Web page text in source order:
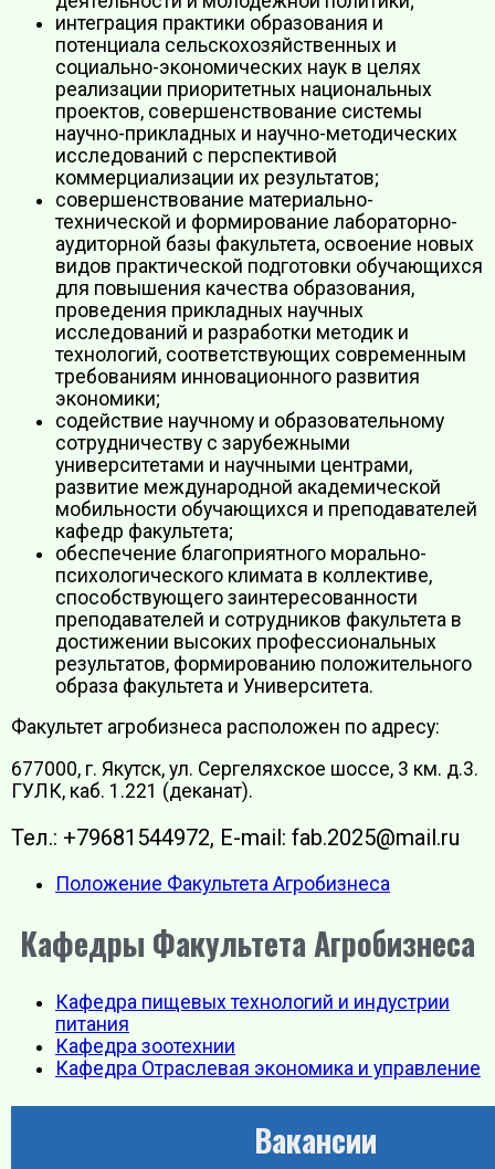
интеграция практики образования и
потенциала сельскохозяйственных и
социально-экономических наук в целях
реализации приоритетных национальных
проектов, совершенствование системы
научно-прикладных и научно-методических
исследований с перспективой
коммерциализации их результатов;
совершенствование материально-
технической и формирование лабораторно-
аудиторной базы факультета, освоение новых
видов практической подготовки обучающихся
для повышения качества образования,
проведения прикладных научных
исследований и разработки методик и
технологий, соответствующих современным
требованиям инновационного развития
экономики;
содействие научному и образовательному
сотрудничеству с зарубежными
университетами и научными центрами,
развитие международной академической
мобильности обучающихся и преподавателей
кафедр факультета;
обеспечение благоприятного морально-
психологического климата в коллективе,
способствующего заинтересованности
преподавателей и сотрудников факультета в
достижении высоких профессиональных
результатов, формированию положительного
образа факультета и Университета.
Факультет агробизнеса расположен по адресу:
677000, г. Якутск, ул. Сергеляхское шоссе, 3 км. д.3.
ГУЛК, каб. 1.221 (деканат).
Тел.: +79681544972, Е-mail: fab.2025@mail.ru
Положение Факультета Агробизнеса
Кафедры Факультета Агробизнеса
Кафедра пищевых технологий и индустрии
питания
Кафедра зоотехнии
Кафедра Отраслевая экономика и управление
Вакансии